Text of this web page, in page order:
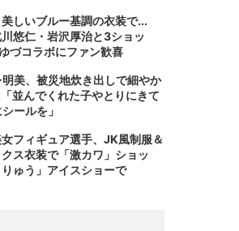
しいブルー基調の衣装で...
川悠仁・岩沢厚治と3ショッ
づコラボにファン歓喜
美、被災地炊き出しで細やか
並んでくれた子やとりにきて
ールを」
女フィギュア選手、JK風制服＆
ス衣装で「激カワ」ショッ
ゅう」アイスショーで